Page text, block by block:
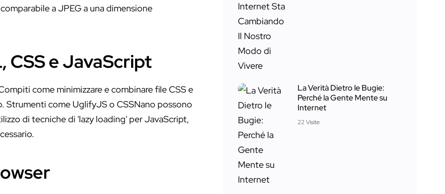
a JPEG a una dimensione
CSS e JavaScript
come minimizzare e combinare file CSS e
Strumenti come UglifyJS o CSSNano possono
di tecniche di 'lazy loading' per JavaScript,
La Verità Dietro le Bugie:
Perché la Gente Mente su
Internet
22 Visite